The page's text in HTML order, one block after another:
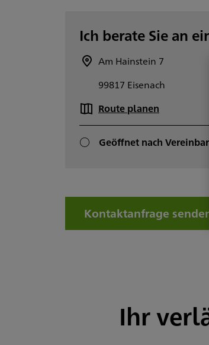
Ich berate Sie an
Am Hainstein 7
99817 Eisenach
Route planen
Geöffnet nach
Kontaktanfrage senden
Ihr